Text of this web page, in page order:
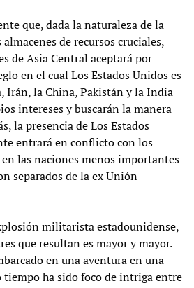
que, dada la naturaleza de la
de recursos cruciales,
de Asia Central aceptará por
en el cual Los Estados Unidos es
Irán, la China, Pakistán y la India
intereses y buscarán la manera
la presencia de Los Estados
entrará en conflicto con los
las naciones menos importantes
separados de la ex Unión
militarista estadounidense,
que resultan es mayor y mayor.
en una aventura en una
tiempo ha sido foco de intriga entre